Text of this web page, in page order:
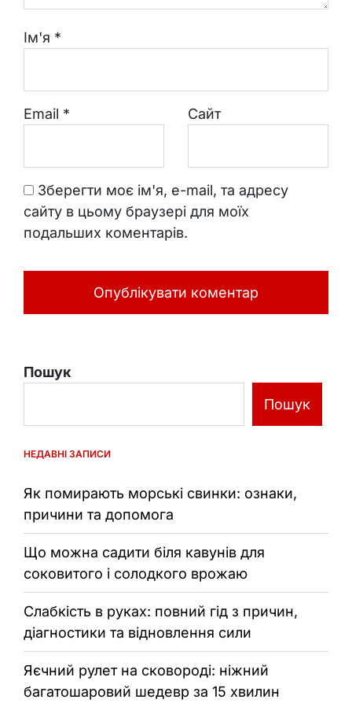
Ім'я *
Email * Сайт
Зберегти моє ім'я, e-mail, та адресу
сайту в цьому браузері для моїх
подальших коментарів.
Пошук
Пошук
НЕДАВНІ ЗАПИСИ
Як помирають морські свинки: ознаки,
причини та допомога
Що можна садити біля кавунів для
соковитого і солодкого врожаю
Слабкість в руках: повний гід з причин,
діагностики та відновлення сили
Яєчний рулет на сковороді: ніжний
багатошаровий шедевр за 15 хвилин